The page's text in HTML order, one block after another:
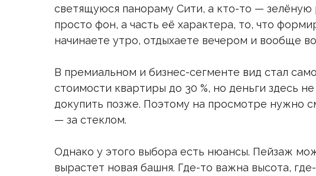
светящуюся панораму Сити, а кто-то —
просто фон, а часть её характера, то, что
начинаете утро, отдыхаете вечером и вообще
В премиальном и бизнес-сегменте вид стал
стоимости квартиры до 30 %, но деньги здесь
докупить позже. Поэтому на просмотре нужно
— за стеклом.
Однако у этого выбора есть нюансы. Пейзаж
вырастет новая башня. Где-то важна высота,